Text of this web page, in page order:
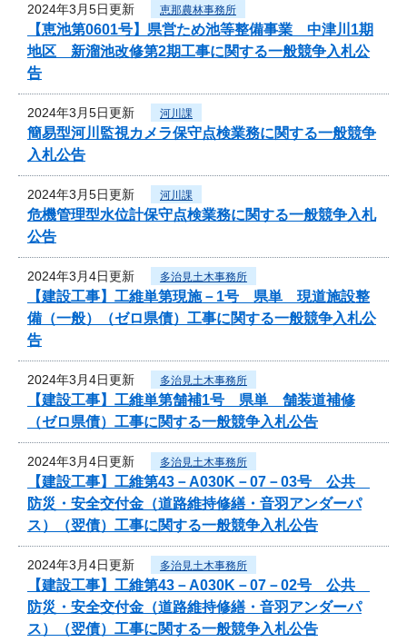
2024年3月5日更新 恵那農林事務所
【恵池第0601号】県営ため池等整備事業 中津川1期
地区 新溜池改修第2期工事に関する一般競争入札公
告
2024年3月5日更新 河川課
簡易型河川監視カメラ保守点検業務に関する一般競争
入札公告
2024年3月5日更新 河川課
危機管理型水位計保守点検業務に関する一般競争入札
公告
2024年3月4日更新 多治見土木事務所
【建設工事】工維単第現施－1号 県単 現道施設整
備（一般）（ゼロ県債）工事に関する一般競争入札公
告
2024年3月4日更新 多治見土木事務所
【建設工事】工維単第舗補1号 県単 舗装道補修
（ゼロ県債）工事に関する一般競争入札公告
2024年3月4日更新 多治見土木事務所
【建設工事】工維第43－A030K－07－03号 公共
防災・安全交付金（道路維持修繕・音羽アンダーパ
ス）（翌債）工事に関する一般競争入札公告
2024年3月4日更新 多治見土木事務所
【建設工事】工維第43－A030K－07－02号 公共
防災・安全交付金（道路維持修繕・音羽アンダーパ
ス）（翌債）工事に関する一般競争入札公告